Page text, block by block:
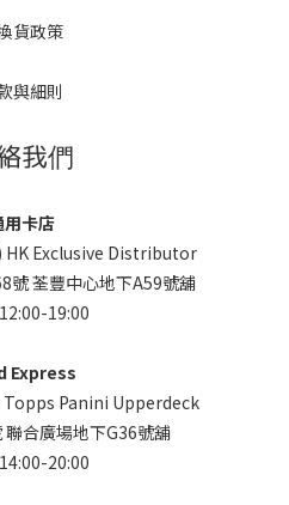
貨政策
與細則
我們
用卡店
HK Exclusive Distributor
號 荃豐中心地下A59號舖
19:00
Express
Panini Upperdeck
合廣場地下G36號舖
20:00